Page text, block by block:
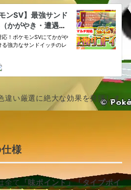
違い厳選に絶大な効果を発揮しま
様
全て 「味ポイント」「タイプポイ